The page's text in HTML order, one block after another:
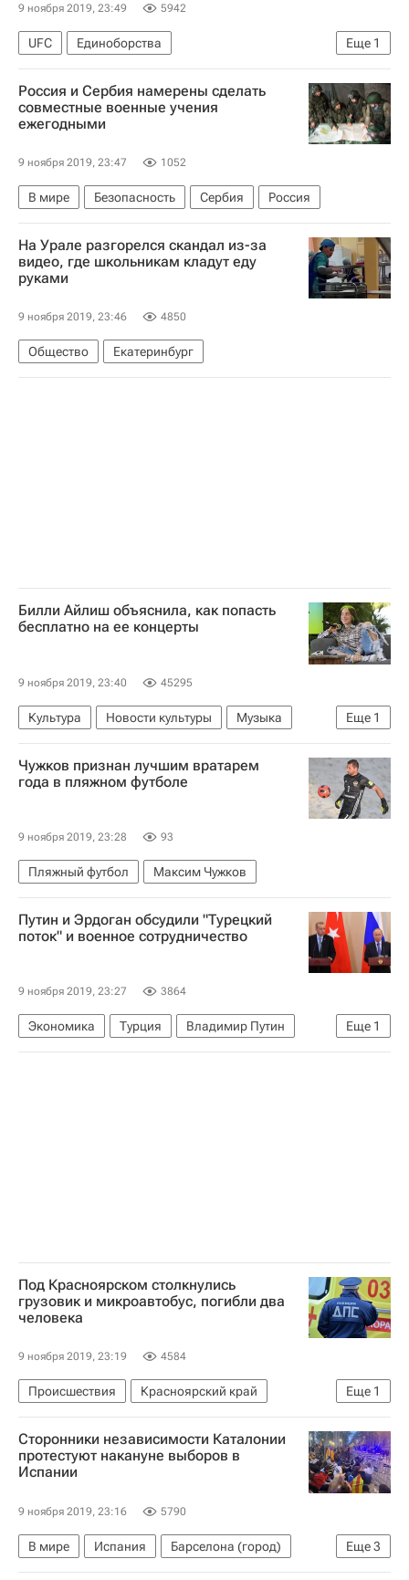
9 ноября 2019, 23:49 5942
Еще 1
UFC
Единоборства
ММА (Смешанные единоборства)
Россия и Сербия намерены сделать
совместные военные учения
ежегодными
9 ноября 2019, 23:47 1052
В мире Безопасность Сербия Россия
На Урале разгорелся скандал из-за
видео, где школьникам кладут еду
руками
9 ноября 2019, 23:46 4850
Общество Екатеринбург
Билли Айлиш объяснила, как попасть
бесплатно на ее концерты
9 ноября 2019, 23:40 45295
Еще 1
Культура Новости культуры
Музыка
Билли Айлиш
Чужков признан лучшим вратарем
года в пляжном футболе
9 ноября 2019, 23:28 93
Пляжный футбол Максим Чужков
Путин и Эрдоган обсудили "Турецкий
поток" и военное сотрудничество
9 ноября 2019, 23:27 3864
Еще 1
Экономика Турция
Владимир Путин
Турецкий поток
Под Красноярском столкнулись
грузовик и микроавтобус, погибли два
человека
9 ноября 2019, 23:19 4584
Еще 1
Происшествия
Красноярский край
ГИБДД МВД РФ
Сторонники независимости Каталонии
протестуют накануне выборов в
Испании
9 ноября 2019, 23:16 5790
Еще3
В мире Испания
Барселона (город)
Каталония
Протесты Педро Санчес